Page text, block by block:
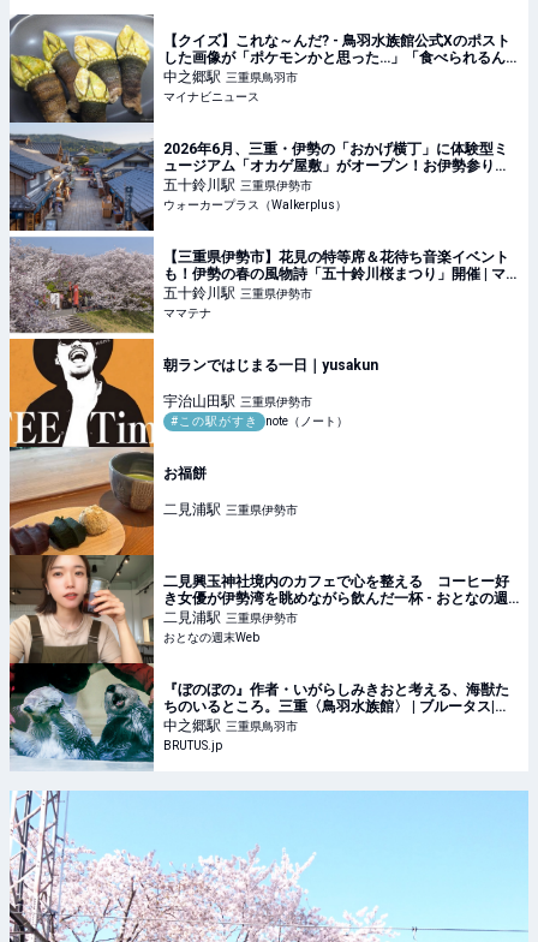
【クイズ】これな～んだ? - 鳥羽水族館公式Xのポスト
した画像が「ポケモンかと思った…」「食べられるん
だ……」と話題
中之郷駅 三重県鳥羽市
マイナビニュース
2026年6月、三重・伊勢の「おかげ横丁」に体験型ミ
ュージアム「オカゲ屋敷」がオープン！お伊勢参りの
マストスポットに新たな観光名所が誕生｜ウォーカー
プラス
五十鈴川駅 三重県伊勢市
ウォーカープラス（Walkerplus）
【三重県伊勢市】花見の特等席＆花待ち音楽イベント
も！伊勢の春の風物詩「五十鈴川桜まつり」開催 | マ
マテナ
五十鈴川駅 三重県伊勢市
ママテナ
朝ランではじまる一日｜yusakun
宇治山田駅 三重県伊勢市
#この駅がすき
note（ノート）
お福餅
二見浦駅 三重県伊勢市
二見興玉神社境内のカフェで心を整える コーヒー好
き女優が伊勢湾を眺めながら飲んだ一杯 - おとなの週
末Web
二見浦駅 三重県伊勢市
おとなの週末Web
『ぼのぼの』作者・いがらしみきおと考える、海獣た
ちのいるところ。三重〈鳥羽水族館〉 | ブルータス|
BRUTUS.jp
中之郷駅 三重県鳥羽市
BRUTUS.jp